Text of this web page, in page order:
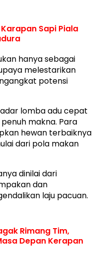
Sapi Piala
hanya sebagai
melestarikan
potensi
lomba adu cepat
makna. Para
hewan terbaiknya
dari pola makan
dinilai dari
dan
laju pacuan.
Rimang Tim,
Depan Kerapan